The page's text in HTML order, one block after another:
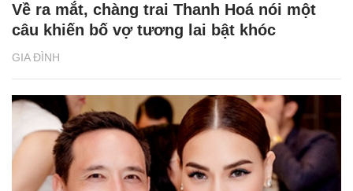
GIA ĐÌNH
Về ra mắt, chàng trai Thanh Hoá nói một
câu khiến bố vợ tương lai bật khóc